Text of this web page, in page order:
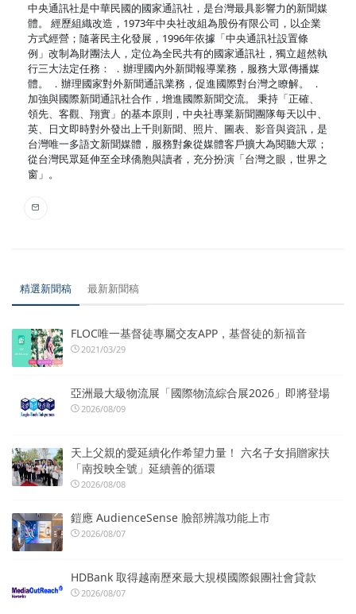
中央通訊社是中華民國的國家通訊社，是台灣最具影響力的新聞媒
體。 經歷組織改造，1973年中央社改組為股份有限公司，以企業
方式經營；隨著民主化發展，1996年依據「中央通訊社設置條
例」改制為財團法人，定位為全民共有的國家通訊社，獨立超然執
行三大法定任務： ．辦理國內外新聞報導業務，服務大眾傳播媒
體。 ．辦理國家對外新聞通訊業務，促進國際對台灣之瞭解。 ．
加強與國際新聞通訊社合作，增進國際新聞交流。 秉持「正確、
領先、客觀、翔實」的基本原則，中央社專業新聞團隊每天以中、
英、日文即時對外發出上千則新聞、照片、圖表、影音與資訊，是
台灣唯一多語文新聞媒體，服務對象從媒體客戶擴大為閱聽大眾；
從台灣民眾延伸至全球僑胞與讀者，充分扮演「台灣之眼，世界之
窗」。
精選新聞稿 最新新聞稿
FLOC唯一基督徒專屬交友APP，基督徒的新福音
2021/03/29
亞洲最大級物流展「國際物流綜合展2026」即將登場
2026/08/09
天上父親的愛延續化作希望力量！ 六名子女捐贈家扶
「南投映全號」延續善的循環
2026/08/08
鎧應 AudienceSense 臉部辨識功能上市
2026/08/07
HDBank 取得越南歷來最大規模國際銀團社會貸款
2026/08/07